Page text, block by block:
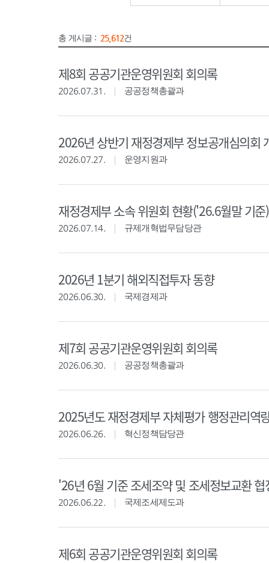
총 게시글 : 25,612건
제8회 공공기관운영위원회 회의록
2026.07.31. 공공정책총괄과
2026년 상반기 재정경제부 정보공개심의회
2026.07.27. 운영지원과
재정경제부 소속 위원회 현황('26.6월말 기준)
2026.07.14. 규제개혁법무담당관
2026년 1분기 해외직접투자 동향
2026.06.30. 국제경제과
제7회 공공기관운영위원회 회의록
2026.06.30. 공공정책총괄과
2025년도 재정경제부 자체평가 행정관리역
2026.06.26. 혁신정책담당관
'26년 6월 기준 조세조약 및 조세정보교환
2026.06.22. 국제조세제도과
제6회 공공기관운영위원회 회의록